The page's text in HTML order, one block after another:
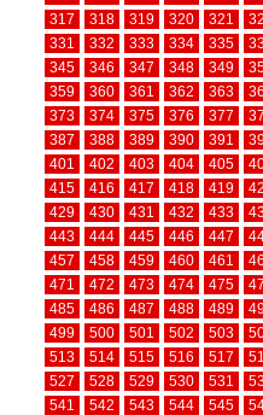
317
318 319 320 321
331
332 333 334 335
345
346 347 348 349
359
360 361 362 363
373
374 375 376 377
387
388 389 390 391
401
402 403 404 405
415
416 417 418 419
429
430 431 432 433
443
444 445 446 447
457
458 459 460 461
471
472 473 474 475
485
486 487 488 489
499
500 501 502 503
513
514 515 516 517
527
528 529 530 531
541
542 543 544 545